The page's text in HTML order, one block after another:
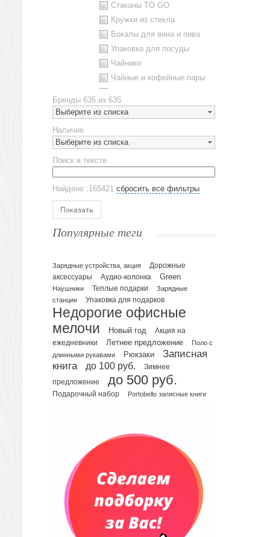
Стаканы TO GO
Кружки из стекла
Бокалы для вина и пива
Упаковка для посуды
Чайники
Чайные и кофейные пары
Наборы посуды
Предметы сервировки
Стаканы
Эко кружки
ЕВРОПОСУДА
Аксессуары
Ежедневники и блокноты
Датированные ежедневники
Планинги и телефонные книжки
Планинги датированные
Планинги недатированные
Телефонные книжки
Органайзер на ежедневник
Сумки и Рюкзаки
Сумки для планшетов и ноутбуков
Рюкзаки
Конференц-сумки
Несессеры и косметички
Портфели
Чехлы для планшетов и ноутбуков
Сумка на пояс или шею
Аксессуары
Бренды 635 из 635
Выберите из списка
Наличие
Выберите из списка
Поиск в тексте
Найдено :165421 сбросить все фильтры
Показать
Популярные теги
Зарядные устройства, акция
Дорожные
аксессуары
Аудио-колонка Green
Наушники Теплые подарки
Зарядные
станции
Упаковка для подарков
Недорогие офисные
мелочи
Новый год
Акция на
ежедневники
Летнее предложение
Поло с
длинными рукавами
Рюкзаки
Записная
книга
до 100 руб.
Зимнее
предложение
до 500 руб.
Подарочный набор Portobello записные книги